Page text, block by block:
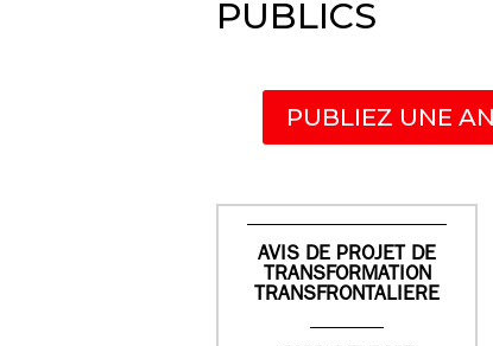
PUBLICS
PUBLIEZ UNE
AVIS DE PROJET DE
TRANSFORMATION
TRANSFRONTALIERE